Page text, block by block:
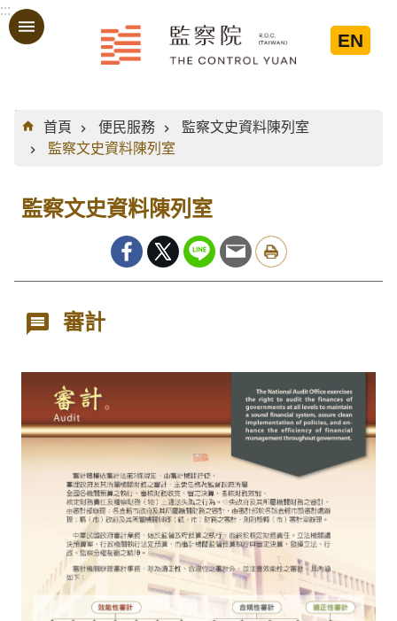
跳到主要內容區塊
:::
EN
:::
首頁
便民服務
監察文史資料陳列室
監察文史資料陳列室
監察文史資料陳列室
審計